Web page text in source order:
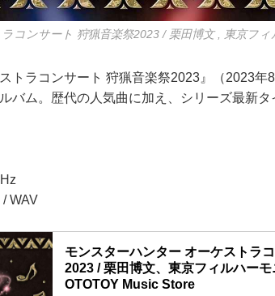
コンサート 狩猟音楽祭2023 / 栗田博文 , 東京フ
トラコンサート 狩猟音楽祭2023』（2023年
バム。歴代の人気曲に加え、シリーズ最新
WAV
モンスターハンター オーケストラ
2023 / 栗田博文、東京フィルハー
OTOTOY Music Store